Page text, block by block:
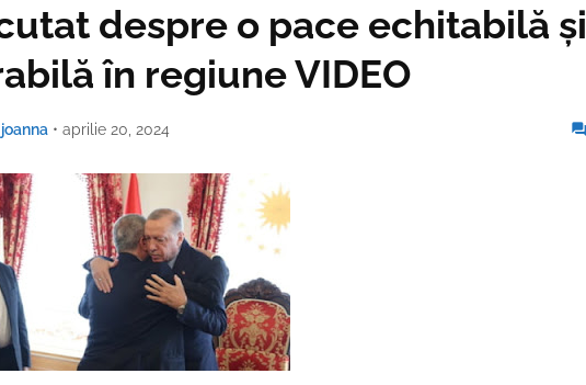
despre o pace echitabilă și
în regiune VIDEO
joanna • aprilie 20, 2024